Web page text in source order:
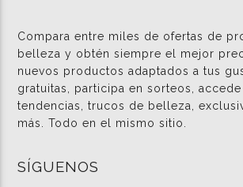
Compara entre miles de ofertas de
belleza y obtén siempre el mejor
nuevos productos adaptados a tus
gratuitas, participa en sorteos,
tendencias, trucos de belleza,
más. Todo en el mismo sitio.
SÍGUENOS